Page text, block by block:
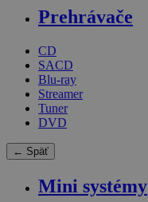
Prehrávače
CD
SACD
Blu-ray
Streamer
Tuner
DVD
← Späť
Mini systémy